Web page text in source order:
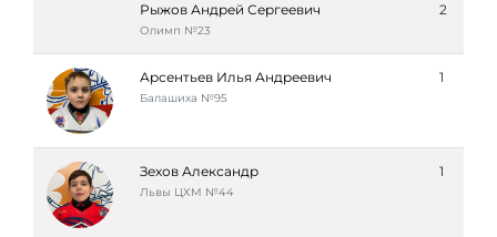
Рыжов Андрей Сергеевич
Олимп №23
2
Арсентьев Илья Андреевич
Балашиха №95
1
Зехов Александр
Львы ЦХМ №44
1